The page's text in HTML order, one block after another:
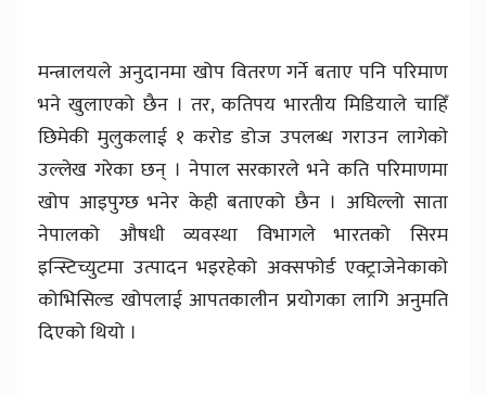
मन्त्रालयले अनुदानमा खोप वितरण गर्ने बताए पनि परिमाण
भने खुलाएको छैन । तर, कतिपय भारतीय मिडियाले चाहिँ
छिमेकी मुलुकलाई १ करोड डोज उपलब्ध गराउन लागेकाे
उल्लेख गरेका छन् । नेपाल सरकारले भने कति परिमाणमा
खोप आइपुग्छ भनेर केही बताएको छैन । अघिल्लो साता
नेपालको औषधी व्यवस्था विभागले भारतको सिरम
इन्स्टिच्युटमा उत्पादन भइरहेको अक्सफोर्ड एक्ट्राजेनेकाको
कोभिसिल्ड खोपलाई आपतकालीन प्रयोगका लागि अनुमति
दिएको थियो ।